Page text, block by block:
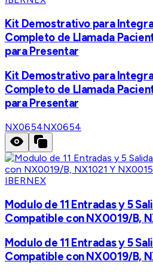
Kit Demostrativo para
Completo de Llamada
para Presentar
Kit Demostrativo para
Completo de Llamada
para Presentar
NX0654NX0654
IBERNEX
Modulo de 11 Entradas y 5
Compatible con NX0019/B,
Modulo de 11 Entradas y 5
Compatible con NX0019/B,